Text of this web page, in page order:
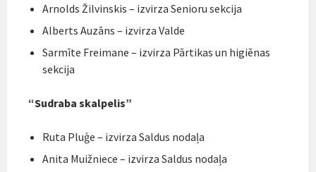
Arnolds Žilvinskis – izvirza Senioru sekcija
Alberts Auzāns – izvirza Valde
Sarmīte Freimane – izvirza Pārtikas un higiēnas
sekcija
“Sudraba skalpelis”
Ruta Pluģe – izvirza Saldus nodaļa
Anita Muižniece – izvirza Saldus nodaļa